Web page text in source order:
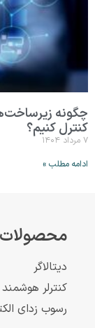
چگونه
کنترل کنیم؟
۷ مرداد ۱۴۰۴
ادامه مطلب »
محصولات
دیتالاگر
کنترلر
رسوب زدای